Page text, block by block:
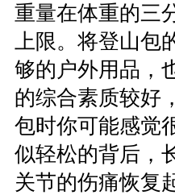
重量在体重的三
上限。将登山包
够的户外用品，
的综合素质较好
包时你可能感觉
似轻松的背后，
关节的伤痛恢复